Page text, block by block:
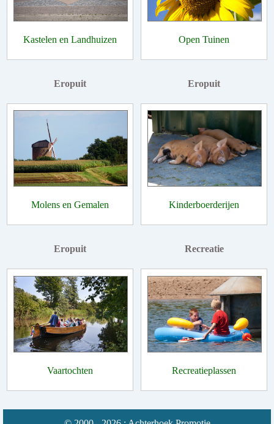
Kastelen en Landhuizen Open Tuinen
Eropuit
Molens en Gemalen
Eropuit
Kinderboerderijen
Eropuit
Vaartochten
Recreatie
Recreatieplassen